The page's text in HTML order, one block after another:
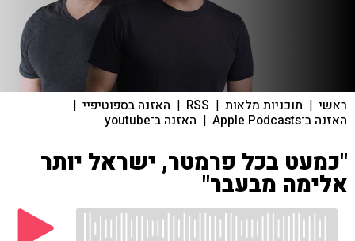
ראשי | תוכניות מלאות |
RSS
| האזנה בספוטיפיי |
האזנה ב־Apple Podcasts | האזנה ב־youtube
"כמעט בכל פרמטר, ישראל יותר
אלימה מבעבר"